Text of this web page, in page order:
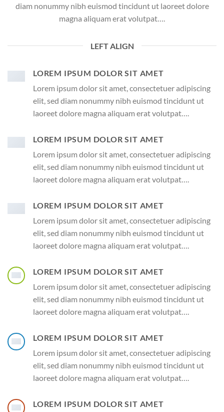
diam nonummy nibh euismod tincidunt ut laoreet dolore
magna aliquam erat volutpat….
LEFT ALIGN
LOREM IPSUM DOLOR SIT AMET
Lorem ipsum dolor sit amet, consectetuer adipiscing
elit, sed diam nonummy nibh euismod tincidunt ut
laoreet dolore magna aliquam erat volutpat….
LOREM IPSUM DOLOR SIT AMET
Lorem ipsum dolor sit amet, consectetuer adipiscing
elit, sed diam nonummy nibh euismod tincidunt ut
laoreet dolore magna aliquam erat volutpat….
LOREM IPSUM DOLOR SIT AMET
Lorem ipsum dolor sit amet, consectetuer adipiscing
elit, sed diam nonummy nibh euismod tincidunt ut
laoreet dolore magna aliquam erat volutpat….
LOREM IPSUM DOLOR SIT AMET
Lorem ipsum dolor sit amet, consectetuer adipiscing
elit, sed diam nonummy nibh euismod tincidunt ut
laoreet dolore magna aliquam erat volutpat….
LOREM IPSUM DOLOR SIT AMET
Lorem ipsum dolor sit amet, consectetuer adipiscing
elit, sed diam nonummy nibh euismod tincidunt ut
laoreet dolore magna aliquam erat volutpat….
LOREM IPSUM DOLOR SIT AMET